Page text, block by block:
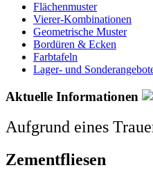
Flächenmuster
Vierer-Kombinationen
Geometrische Muster
Bordüren & Ecken
Farbtafeln
Lager- und
Aktuelle Informationen
Aufgrund eines
Zementfliesen